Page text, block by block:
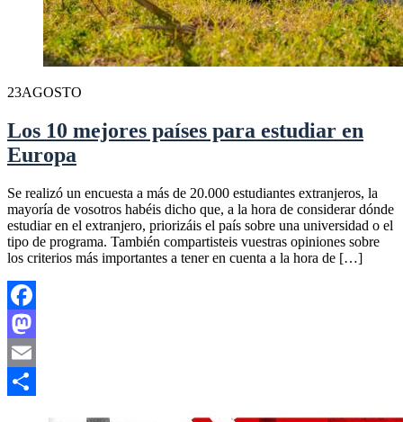
23AGOSTO
Los 10 mejores países para estudiar en
Europa
Se realizó un encuesta a más de 20.000 estudiantes extranjeros, la
mayoría de vosotros habéis dicho que, a la hora de considerar dónde
estudiar en el extranjero, priorizáis el país sobre una universidad o el
tipo de programa. También compartisteis vuestras opiniones sobre
los criterios más importantes a tener en cuenta a la hora de […]
Facebook
Mastodon
Email